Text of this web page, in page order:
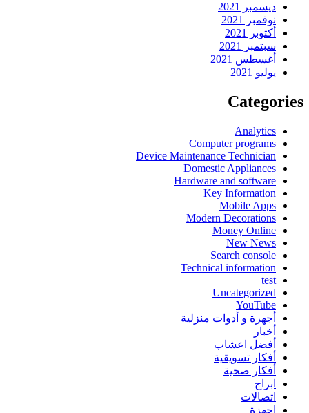
ديسمبر 2021
نوفمبر 2021
أكتوبر 2021
سبتمبر 2021
أغسطس 2021
يوليو 2021
Categories
Analytics
Computer programs
Device Maintenance Technician
Domestic Appliances
Hardware and software
Key Information
Mobile Apps
Modern Decorations
Money Online
New News
Search console
Technical information
test
Uncategorized
YouTube
أجهرة و أدوات منزلية
أخبار
أفضل اعشاب
أفكار تسويقية
أفكار صحية
ابراج
اتصالات
اجهزة